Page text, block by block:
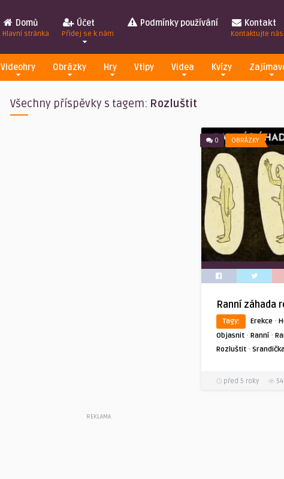
Domů
Hlavní stránka
Účet
Přidej se k nám
Podmínky používání Kontakt
Kontaktujte nás
Videohry Obrázky Hry Vtipy Videa Kvízy
Všechny příspěvky s tagem: Rozluštit
REKLAMA
0 OBRÁZKY
Ranní záhada
Tagy: Erekce ·
Objasnit · Ranní·
Rozluštit ·
před 5 roky